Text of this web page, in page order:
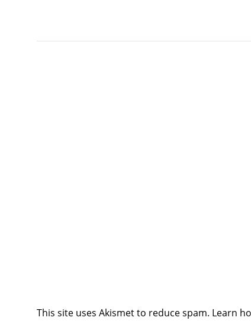
This site uses Akismet to reduce spam. Learn